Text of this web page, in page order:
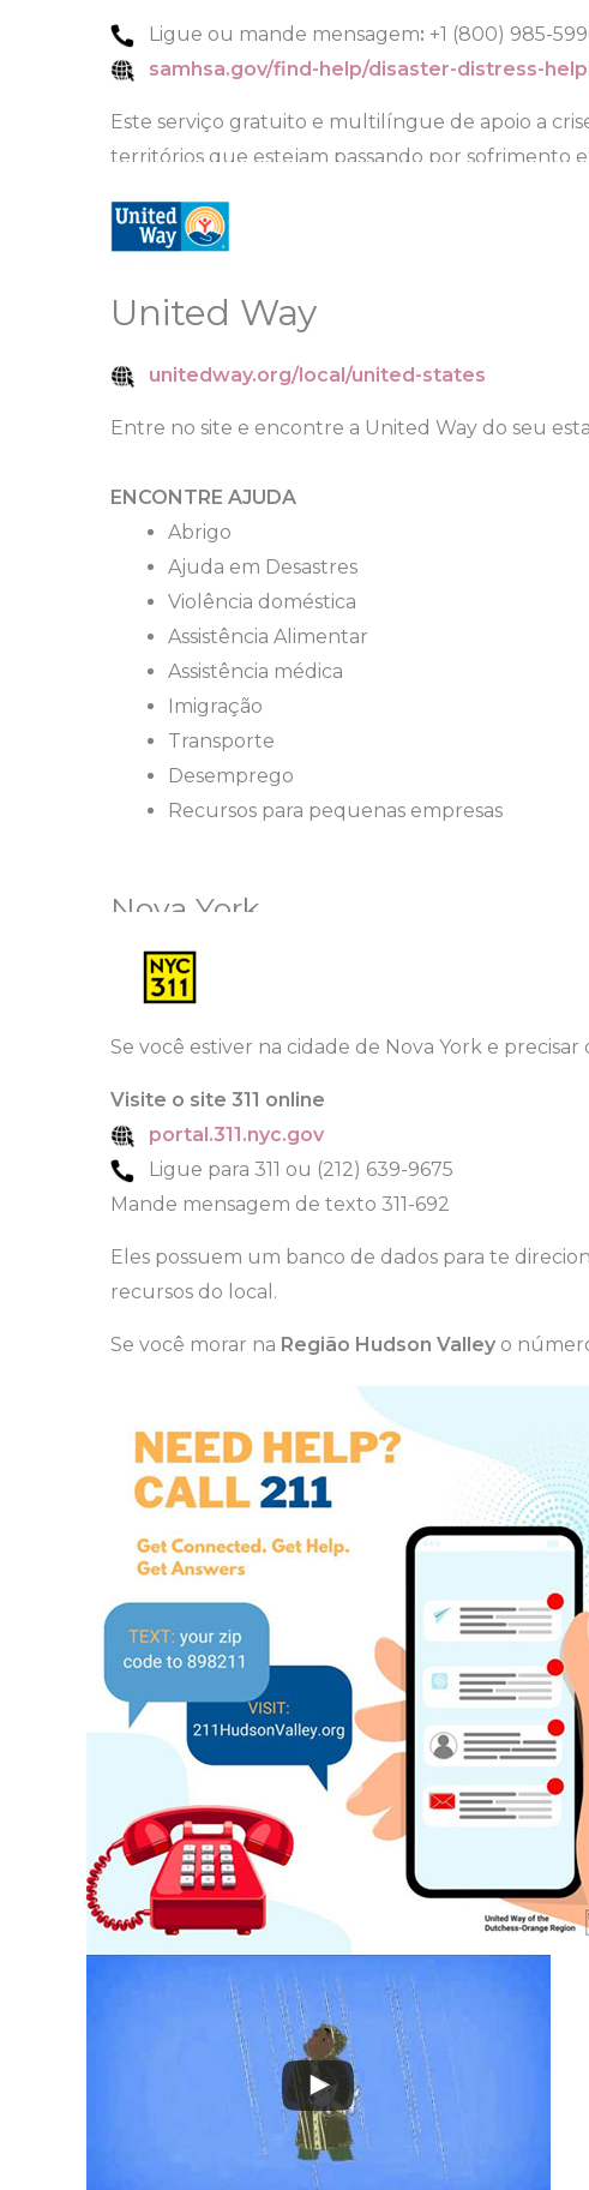
Ligue ou mande mensagem: +1 (800) 985-
samhsa.gov/find-help/disaster-distress-
Este serviço gratuito e multilíngue de apoio a
territórios que estejam passando por sofrimento
United Way
unitedway.org/local/united-states
Entre no site e encontre a United Way do seu
ENCONTRE AJUDA
Abrigo
Ajuda em Desastres
Violência doméstica
Assistência Alimentar
Assistência médica
Imigração
Transporte
Desemprego
Recursos para pequenas empresas
Nova York
Se você estiver na cidade de Nova York e precisar
Visite o site 311 online
portal.311.nyc.gov
Ligue para 311 ou (212) 639-9675
Mande mensagem de texto 311-692
Eles possuem um banco de dados para te
recursos do local.
Se você morar na Região Hudson Valley o